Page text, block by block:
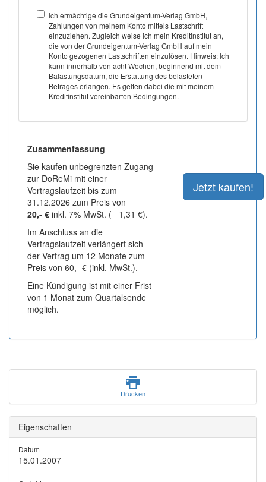
Ich ermächtige die Grundeigentum-Verlag GmbH,
Zahlungen von meinem Konto mittels Lastschrift
einzuziehen. Zugleich weise ich mein Kreditinstitut an,
die von der Grundeigentum-Verlag GmbH auf mein
Konto gezogenen Lastschriften einzulösen. Hinweis: Ich
kann innerhalb von acht Wochen, beginnend mit dem
Balastungsdatum, die Erstattung des belasteten
Betrages erlangen. Es gelten dabei die mit meinem
Kreditinstitut vereinbarten Bedingungen.
Zusammenfassung
Sie kaufen unbegrenzten Zugang
zur DoReMi mit einer
Vertragslaufzeit bis zum
31.12.2026 zum Preis von
20,- € inkl. 7% MwSt. (= 1,31 €).
Im Anschluss an die
Vertragslaufzeit verlängert sich
der Vertrag um 12 Monate zum
Preis von 60,- € (inkl. MwSt.).
Eine Kündigung ist mit einer Frist
von 1 Monat zum Quartalsende
möglich.
Drucken
Eigenschaften
Datum
15.01.2007